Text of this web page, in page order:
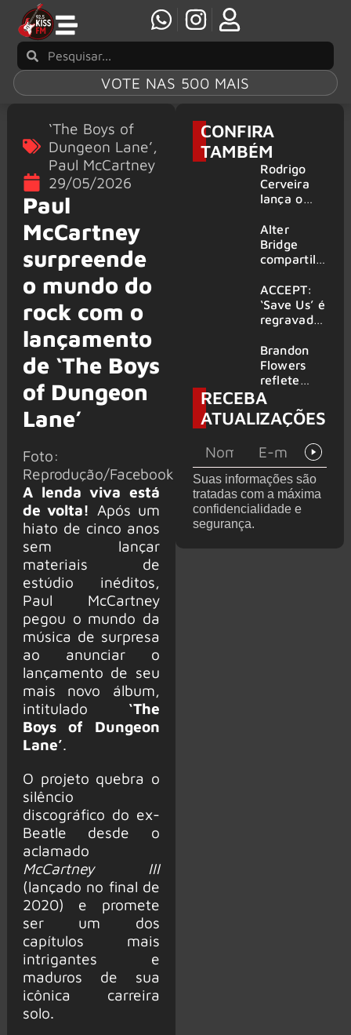
VOTE NAS 500 MAIS
‘The Boys of
Dungeon Lane’,
Paul McCartney
29/05/2026
Paul
McCartney
surpreende
o mundo do
rock com o
lançamento
de ‘The Boys
of Dungeon
Lane’
Foto:
Reprodução/Facebook
A lenda viva está
de volta! Após um
hiato de cinco anos
sem lançar
materiais de
estúdio inéditos,
Paul McCartney
pegou o mundo da
música de surpresa
ao anunciar o
lançamento de seu
mais novo álbum,
intitulado ‘The
Boys of Dungeon
Lane’.
O projeto quebra o
silêncio
discográfico do ex-
Beatle desde o
aclamado
McCartney III
(lançado no final de
2020) e promete
ser um dos
capítulos mais
intrigantes e
maduros de sua
icônica carreira
solo.
CONFIRA
TAMBÉM
Rodrigo
Cerveira
lança o
Searcher”
Alter
Bridge
compartilh
vivo de
“Fortress”
gravada
am Ring
2026
ACCEPT:
‘Save Us’ é
regravada
membros
do GHOST
e KORN
Brandon
Flowers
reflete
sobre o
futuro e
levanta
de de
deixar os
palcos
RECEBA
ATUALIZAÇÕES
Suas informações são
tratadas com a máxima
confidencialidade e
segurança.